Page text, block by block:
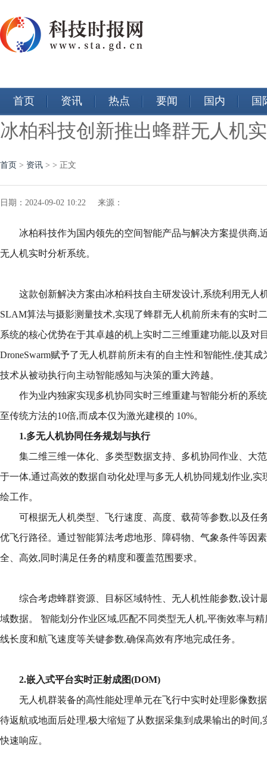
首页 资讯 热点 要闻 国内 国
冰柏科技创新推出蜂群无人机
首页 > 资讯 > > 正文
日期：2024-09-02 10:22 来源：
冰柏科技作为国内领先的空间智能产品与解决方案提供商,
无人机实时分析系统。
这款创新解决方案由冰柏科技自主研发设计,系统利用无人
SLAM算法与摄影测量技术,实现了蜂群无人机前所未有的实时
系统的核心优势在于其卓越的机上实时二三维重建功能,以及对
DroneSwarm赋予了无人机群前所未有的自主性和智能性,使其
技术从被动执行向主动智能感知与决策的重大跨越。
作为业内独家实现多机协同实时三维重建与智能分析的系
至传统方法的10倍,而成本仅为激光建模的 10%。
1.多无人机协同任务规划与执行
集二维三维一体化、多类型数据支持、多机协同作业、大
于一体,通过高效的数据自动化处理与多无人机协同规划作业,实
绘工作。
可根据无人机类型、飞行速度、高度、载荷等参数,以及任
优飞行路径。通过智能算法考虑地形、障碍物、气象条件等因
全、高效,同时满足任务的精度和覆盖范围要求。
综合考虑蜂群资源、目标区域特性、无人机性能参数,设计
域数据。 智能划分作业区域,匹配不同类型无人机,平衡效率与
线长度和航飞速度等关键参数,确保高效有序地完成任务。
2.嵌入式平台实时正射成图(DOM)
无人机群装备的高性能处理单元在飞行中实时处理影像数
待返航或地面后处理,极大缩短了从数据采集到成果输出的时间,
快速响应。